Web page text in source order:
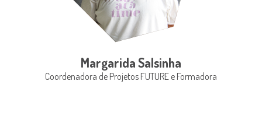
Margarida Salsinha
Coordenadora de Projetos FUTURE e Formadora